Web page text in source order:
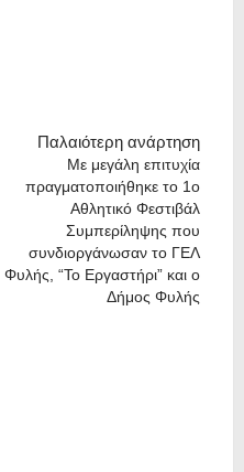
Παλαιότερη ανάρτηση
Με μεγάλη επιτυχία
πραγματοποιήθηκε το 1ο
Αθλητικό Φεστιβάλ
Συμπερίληψης που
συνδιοργάνωσαν το ΓΕΛ
Φυλής, “Το Εργαστήρι” και ο
Δήμος Φυλής